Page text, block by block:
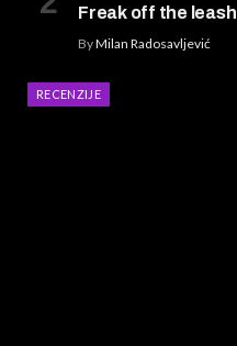
Freak off the leash
ByMilan Radosavljević
RECENZIJE